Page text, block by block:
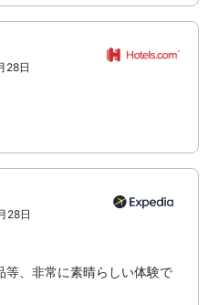
28日
28日
等、非常に素晴らしい体験で